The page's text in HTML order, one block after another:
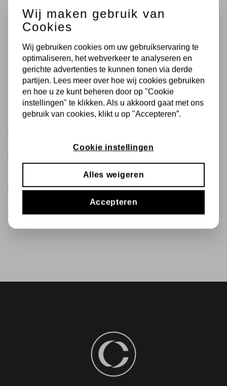
huidveroudering te voorkomen
Geen producten geselecteerd.
MIJN VERLANGLIJST
Wij maken gebruik van
Cookies
Wij gebruiken cookies om uw gebruikservaring te
optimaliseren, het webverkeer te analyseren en
gerichte advertenties te kunnen tonen via derde
partijen. Lees meer over hoe wij cookies gebruiken
en hoe u ze kunt beheren door op "Cookie
instellingen" te klikken. Als u akkoord gaat met ons
gebruik van cookies, klikt u op "Accepteren”.
Cookie instellingen
Alles weigeren
Accepteren